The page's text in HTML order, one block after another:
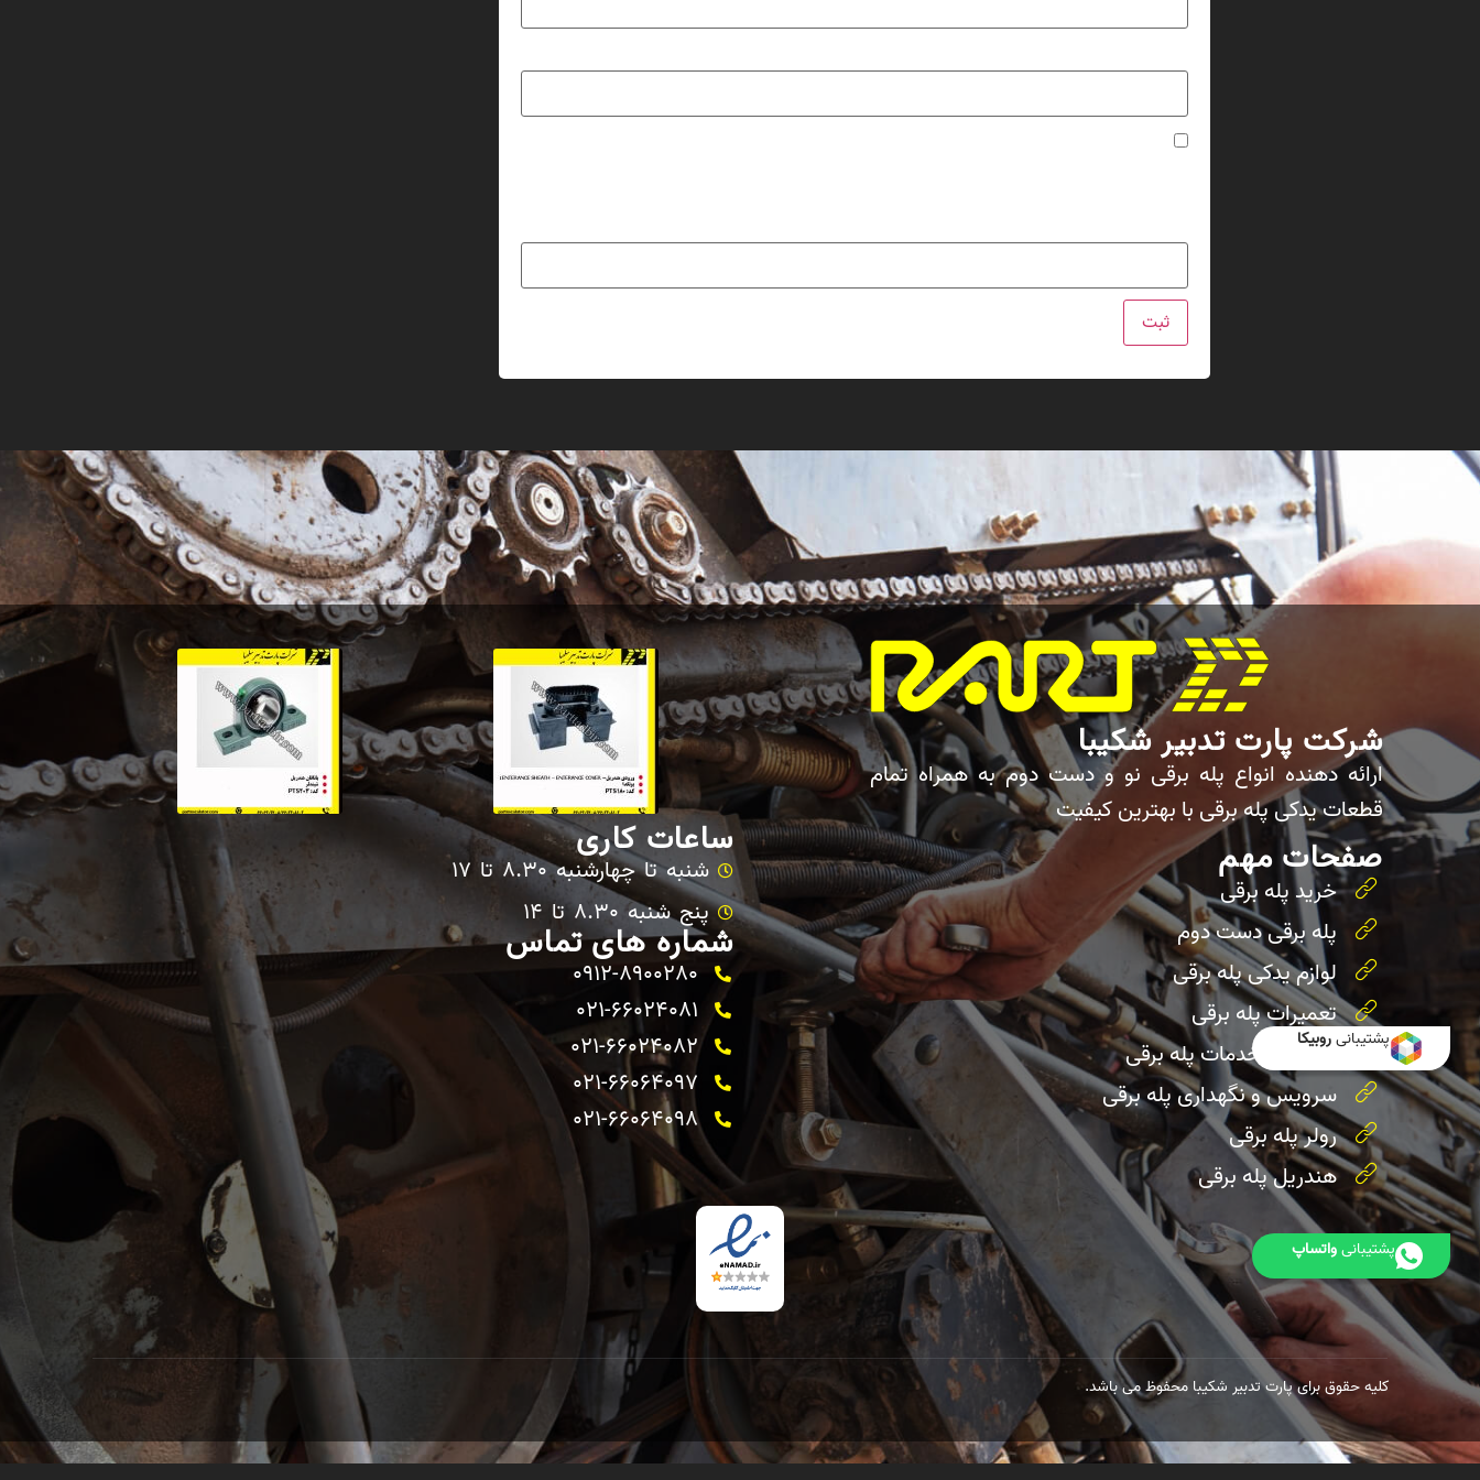
شرکت پارت تدبیر شکیبا
ارائه دهنده انواع پله برقی نو و دست دوم به همراه تمام
قطعات یدکی پله برقی با بهترین کیفیت
صفحات مهم
خرید پله برقی
پله برقی دست دوم
لوازم یدکی پله برقی
تعمیرات پله برقی
اورهال و خدمات پله برقی
سرویس و نگهداری پله برقی
رولر پله برقی
هندریل پله برقی
ساعات کاری
شنبه تا چهارشنبه 8.30 تا 17
پنج شنبه 8.30 تا 14
شماره های تماس
0912-8900280
021-66024081
021-66024082 ​
021-66064097
021-66064098
کلیه حقوق برای پارت تدبیر شکیبا محفوظ می باشد.
پشتیبانیروبیکا
پشتیبانیواتساپ